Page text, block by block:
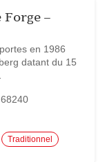
–
en 1986
datant du 15
Traditionnel